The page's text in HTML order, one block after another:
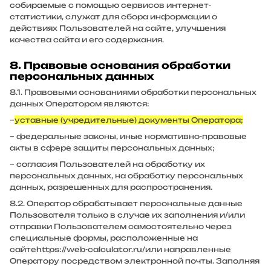
собираемые с помощью сервисов интернет-
статистики, служат для сбора информации о
действиях Пользователей на сайте, улучшения
качества сайта и его содержания.
8. Правовые основания обработки
персональных данных
8.1. Правовыми основаниями обработки персональных
данных Оператором являются:
–уставные (учредительные) документы Оператора;
– федеральные законы, иные нормативно-правовые
акты в сфере защиты персональных данных;
– согласия Пользователей на обработку их
персональных данных, на обработку персональных
данных, разрешенных для распространения.
8.2. Оператор обрабатывает персональные данные
Пользователя только в случае их заполнения и/или
отправки Пользователем самостоятельно через
специальные формы, расположенные на
сайтеhttps://web-calculator.ru/или направленные
Оператору посредством электронной почты. Заполняя